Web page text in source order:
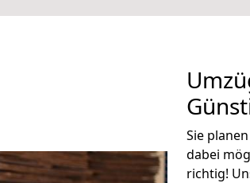
Sie
dabei
richtig!